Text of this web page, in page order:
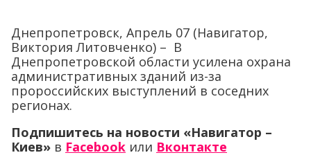
Днепропетровск, Апрель 07 (Навигатор,
Виктория Литовченко) – В
Днепропетровской области усилена охрана
административных зданий из-за
пророссийских выступлений в соседних
регионах.
Подпишитесь на новости «Навигатор –
Киев» в Facebook или Вконтакте